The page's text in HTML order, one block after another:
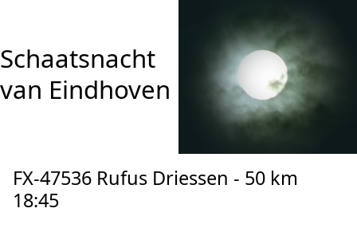
Schaatsnacht
van Eindhoven
FX-47536 Rufus Driessen - 50 km
18:45